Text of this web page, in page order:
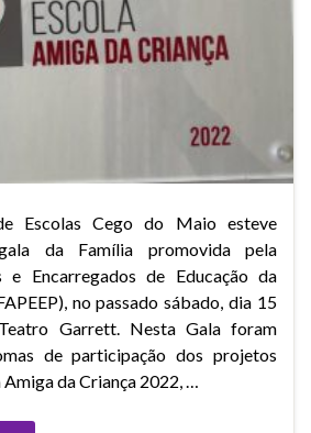
Escolas Cego do Maio esteve
da Família promovida pela
e Encarregados de Educação da
no passado sábado, dia 15
Garrett. Nesta Gala foram
de participação dos projetos
da Criança 2022, …